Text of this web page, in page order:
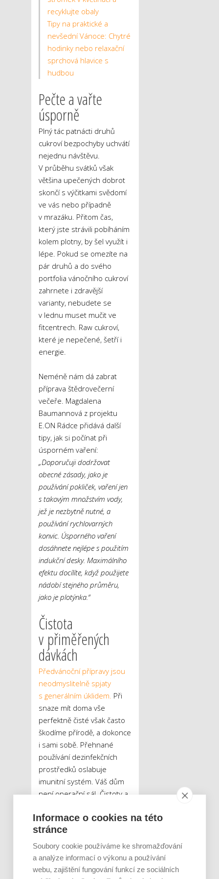
recyklujte obaly
Tipy na praktické a
nevšední Vánoce: Chytré
hodinky nebo relaxační
sprchová hlavice s
hudbou
Pečte a vařte
úsporně
Plný tác patnácti druhů
cukroví bezpochyby uchvátí
nejednu návštěvu.
V průběhu svátků však
většina upečených dobrot
skončí s výčitkami svědomí
ve vás nebo případně
v mrazáku. Přitom čas,
který jste strávili pobíháním
kolem plotny, by šel využít i
lépe. Pokud se omezíte na
pár druhů a do svého
portfolia vánočního cukroví
zahrnete i zdravější
varianty, nebudete se
v lednu muset mučit ve
fitcentrech. Raw cukroví,
které je nepečené, šetří i
energie.
Neméně nám dá zabrat
příprava štědrovečerní
večeře. Magdalena
Baumannová z projektu
E.ON Rádce přidává další
tipy, jak si počínat při
úsporném vaření:
„Doporučuji dodržovat
obecné zásady, jako je
používání pokliček, vaření jen
s takovým množstvím vody,
jež je nezbytně nutné, a
používání rychlovarných
konvic. Úsporného vaření
dosáhnete nejlépe s použitím
indukční desky. Maximálního
efektu docílíte, když použijete
nádobí stejného průměru,
jako je plotýnka.“
Čistota
v přiměřených
dávkách
Předvánoční přípravy jsou
neodmyslitelně spjaty
s generálním úklidem. Při
snaze mít doma vše
perfektně čisté však často
škodíme přírodě, a dokonce
i sami sobě. Přehnané
používání dezinfekčních
prostředků oslabuje
imunitní systém. Váš dům
není operační sál. Čistoty a
dosáhnete i za pomoci
obyčejného octa.
Pokud se bez chemických
čisticích přípravků přesto
Informace o cookies na této
stránce
Soubory cookie používáme ke shromažďování
a analýze informací o výkonu a používání
webu, zajištění fungování funkcí ze sociálních